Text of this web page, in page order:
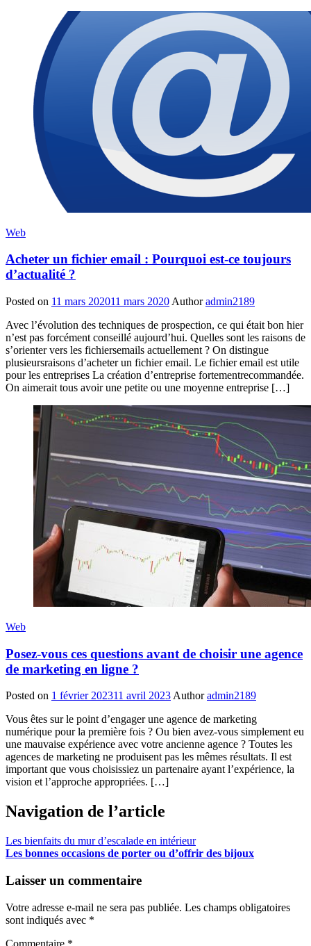
Web
Acheter un fichier email : Pourquoi est-ce toujours
d’actualité ?
Posted on 11 mars 202011 mars 2020 Author admin2189
Avec l’évolution des techniques de prospection, ce qui était bon hier
n’est pas forcément conseillé aujourd’hui. Quelles sont les raisons de
s’orienter vers les fichiersemails actuellement ? On distingue
plusieursraisons d’acheter un fichier email. Le fichier email est utile
pour les entreprises La création d’entreprise fortementrecommandée.
On aimerait tous avoir une petite ou une moyenne entreprise […]
Web
Posez-vous ces questions avant de choisir une agence
de marketing en ligne ?
Posted on 1 février 202311 avril 2023 Author admin2189
Vous êtes sur le point d’engager une agence de marketing
numérique pour la première fois ? Ou bien avez-vous simplement eu
une mauvaise expérience avec votre ancienne agence ? Toutes les
agences de marketing ne produisent pas les mêmes résultats. Il est
important que vous choisissiez un partenaire ayant l’expérience, la
vision et l’approche appropriées. […]
Navigation de l’article
Les bienfaits du mur d’escalade en intérieur
Les bonnes occasions de porter ou d’offrir des bijoux
Laisser un commentaire
Votre adresse e-mail ne sera pas publiée. Les champs obligatoires
sont indiqués avec *
Commentaire *